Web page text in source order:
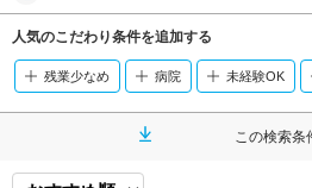
人気のこだわり条件を追加する
残業少なめ 病院 未経験OK
この検索条